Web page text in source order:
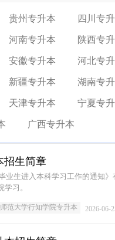
贵州专升本 四川专
河南专升本 陕西专
安徽专升本 河北专
新疆专升本 湖南专
天津专升本 宁夏专
广西专升本
招生简章
生进入本科学习工作的通知》
习。
范大学行知学院专升本 2026-06-